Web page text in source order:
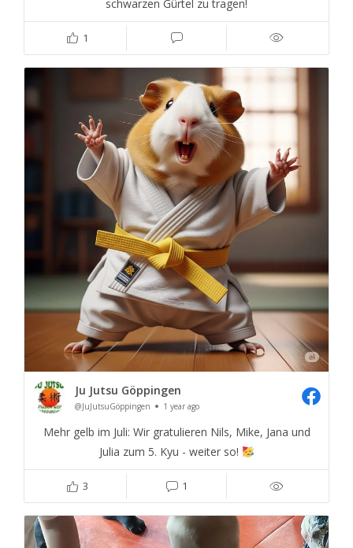
schwarzen Gürtel zu tragen!
1
Ju Jutsu Göppingen
@JuJutsuGöppingen 1 year ago
Mehr gelb im Juli: Wir gratulieren Nils, Mike, Jana und
Julia zum 5. Kyu - weiter so!
3 1